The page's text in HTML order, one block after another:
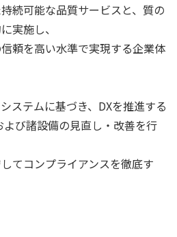
続可能な品質サービスと、質の
実施し、
頼を高い水準で実現する企業体
ステムに基づき、DXを推進する
び諸設備の見直し・改善を行
てコンプライアンスを徹底す